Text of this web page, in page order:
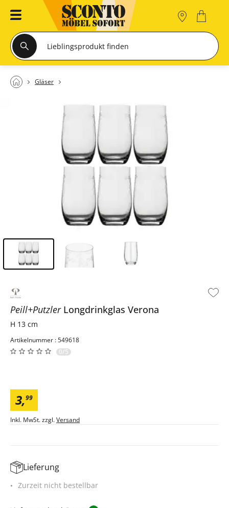
Gläser
Peill+Putzler Longdrinkglas Verona
H 13 cm
Artikelnummer : 549618
0/5
3,99
Inkl. MwSt. zzgl.Versand
Lieferung
Zurzeit nicht bestellbar